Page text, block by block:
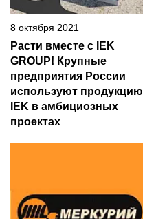
8 октября 2021
Расти вместе с IEK
GROUP! Крупные
предприятия России
используют продукцию
IEK в амбициозных
проектах